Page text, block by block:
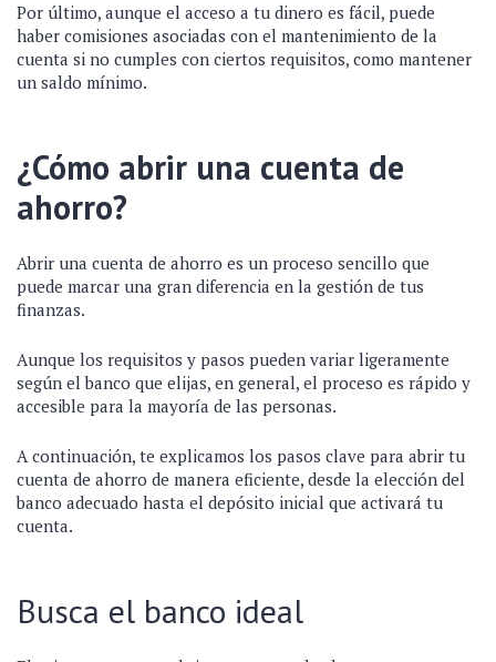
Por último, aunque el acceso a tu dinero es fácil, puede
haber comisiones asociadas con el mantenimiento de la
cuenta si no cumples con ciertos requisitos, como mantener
un saldo mínimo.
¿Cómo abrir una cuenta de
ahorro?
Abrir una cuenta de ahorro es un proceso sencillo que
puede marcar una gran diferencia en la gestión de tus
finanzas.
Aunque los requisitos y pasos pueden variar ligeramente
según el banco que elijas, en general, el proceso es rápido y
accesible para la mayoría de las personas.
A continuación, te explicamos los pasos clave para abrir tu
cuenta de ahorro de manera eficiente, desde la elección del
banco adecuado hasta el depósito inicial que activará tu
cuenta.
Busca el banco ideal